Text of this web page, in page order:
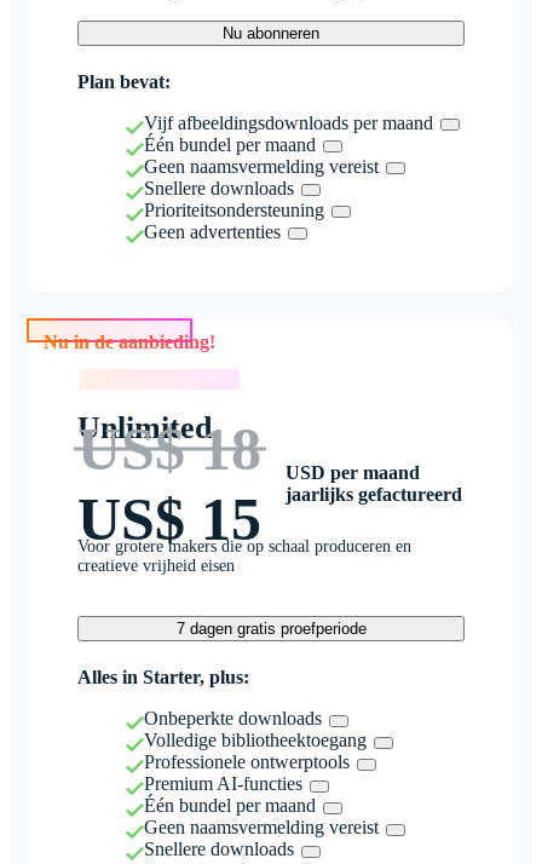
Nu abonneren
Plan bevat:
Vijf afbeeldingsdownloads per maand
Één bundel per maand
Geen naamsvermelding vereist
Snellere downloads
Prioriteitsondersteuning
Geen advertenties
Nu in de aanbieding!
Unlimited
US$ 18
US$ 15
USD per maand
jaarlijks gefactureerd
Voor grotere makers die op schaal produceren en
creatieve vrijheid eisen
7 dagen gratis proefperiode
Alles in Starter, plus:
Onbeperkte downloads
Volledige bibliotheektoegang
Professionele ontwerptools
Premium AI-functies
Één bundel per maand
Geen naamsvermelding vereist
Snellere downloads